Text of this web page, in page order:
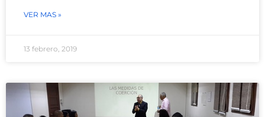
VER MAS »
13 febrero, 2019